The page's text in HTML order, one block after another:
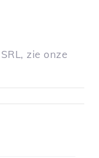
zie onze